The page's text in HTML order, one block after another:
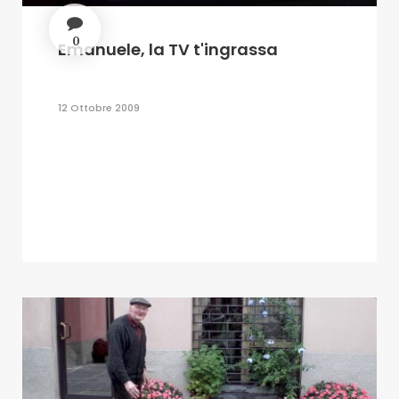
0
Emanuele, la TV t'ingrassa
12 Ottobre 2009